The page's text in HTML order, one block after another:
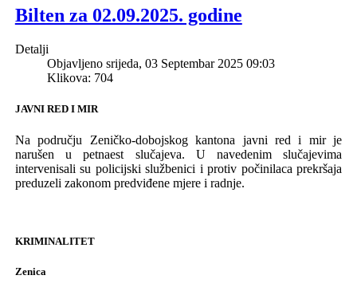
Bilten za 02.09.2025. godine
Detalji
Objavljeno srijeda, 03 Septembar 2025 09:03
Klikova: 704
JAVNI RED I MIR
Na području Zeničko-dobojskog kantona javni red i mir je
narušen u petnaest slučajeva. U navedenim
slučajevima
intervenisali su policijski službenici i protiv počinilaca prekršaja
preduzeli zakonom predviđene mjere i radnje.
KRIMINALITET
Zenica